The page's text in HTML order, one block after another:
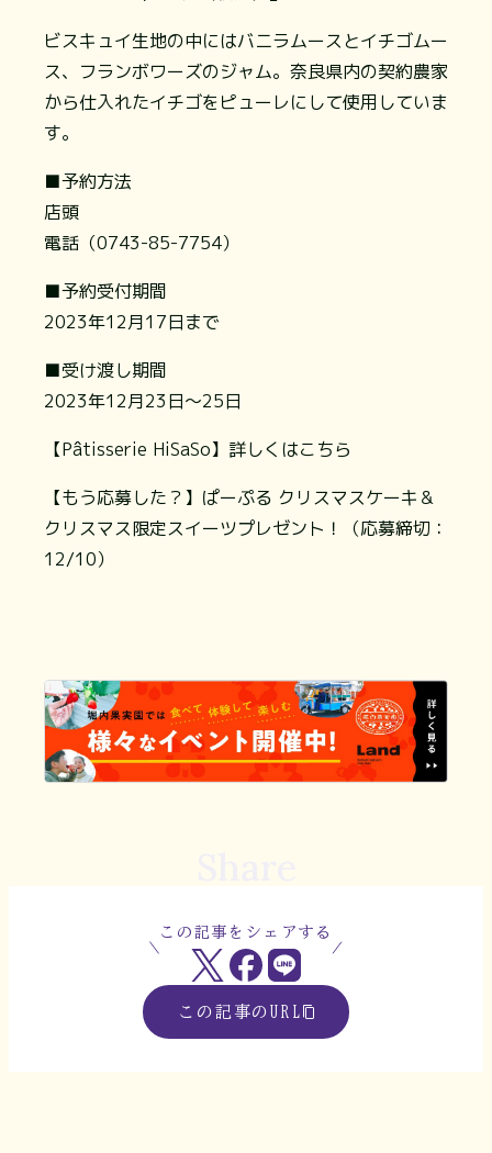
ビスキュイ生地の中にはバニラムースとイチゴムー
ス、フランボワーズのジャム。奈良県内の契約農家
から仕入れたイチゴをピューレにして使用していま
す。
■予約方法
店頭
電話（0743-85-7754）
■予約受付期間
2023年12月17日まで
■受け渡し期間
2023年12月23日～25日
【Pâtisserie HiSaSo】詳しくはこちら
【もう応募した？】ぱーぷる クリスマスケーキ＆
クリスマス限定スイーツプレゼント！（応募締切：
12/10）
この記事をシェアする
この記事のURL